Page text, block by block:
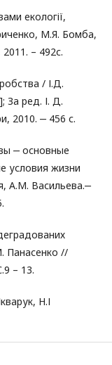
екології,
М.Я. Бомба,
– 492с.
/ І.Д.
За ред. І. Д.
2010. ‒ 456 с.
‒ основные
условия жизни
А.М. Васильева.‒
Панасенко //
– 13.
Н.І